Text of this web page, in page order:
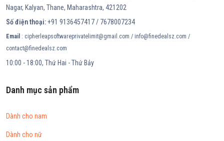
Nagar, Kalyan, Thane, Maharashtra, 421202
Số điện thoại:+91 9136457417 / 7678007234
Email : cipherleapsoftwareprivatelimit@gmail.com / info@finedealsz.com /
contact@finedealsz.com
10:00 - 18:00, Thứ Hai - Thứ Bảy
Danh mục sản phẩm
Dành cho nam
Dành cho nữ